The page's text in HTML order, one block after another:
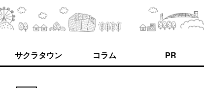
サクラタウン コラム PR